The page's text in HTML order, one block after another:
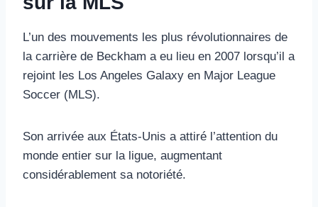
L’un des mouvements les plus révolutionnaires de
la carrière de Beckham a eu lieu en 2007 lorsqu’il a
rejoint les Los Angeles Galaxy en Major League
Soccer (MLS).
Son arrivée aux États-Unis a attiré l’attention du
monde entier sur la ligue, augmentant
considérablement sa notoriété.